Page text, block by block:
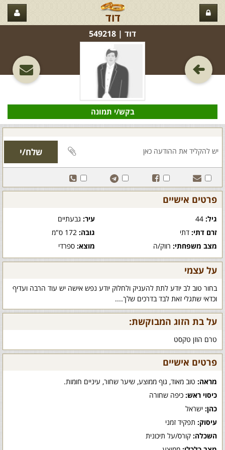
דוד
דוד‏ | 549218
בקש/י תמונה
פרטים אישיים
גיל: עיר:גבעתיים
זרם דתי: דתי גובה:172 ס"מ
מצב משפחתי: רווק/ה מוצא:ספרדי
על עצמי
בחור טוב לב יודע לתת להעניק ולחלוק יודע נפש אישה יש עוד הרבה ועדיף
וכדאי שתגלי זאת לבד בדרכים שלך....
על בת הזוג המבוקשת:
טרם הוזן טקסט
פרטים אישיים
מראה: טוב מאוד, גוף ממוצע, שיער שחור, עיניים חומות.
כיסוי ראש: כיפה שחורה
כהן: ישראל
עיסוק: תפקיד זמני
השכלה: קורס/על תיכונית